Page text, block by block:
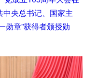
央总书记、国家主
勋章”获得者颁授勋